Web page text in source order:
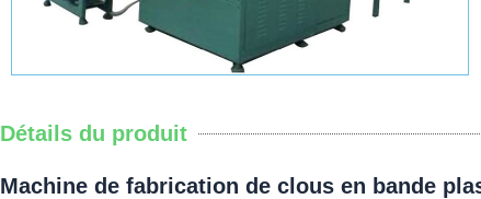
Détails du produit
Machine de fabrication de clous en bande